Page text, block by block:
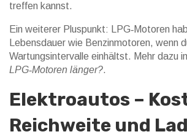
treffen kannst.
Ein weiterer Pluspunkt: LPG‑Motoren
Lebensdauer wie Benzinmotoren, wenn
Wartungsintervalle einhältst. Mehr dazu
LPG‑Motoren länger?.
Elektroautos –
Reichweite und